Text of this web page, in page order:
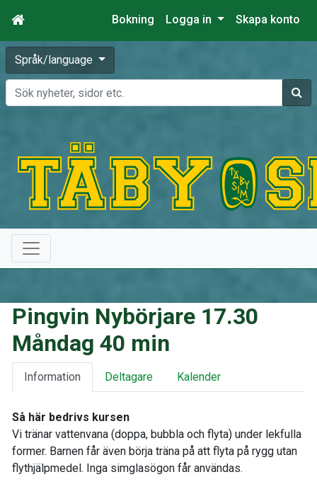
Bokning Logga in Skapa konto
Språk/language
Sök
Pingvin Nybörjare 17.30
Måndag 40 min
Information Deltagare Kalender
Så här bedrivs kursen
Vi tränar vattenvana (doppa, bubbla och flyta) under lekfulla
former. Barnen får även börja träna på att flyta på rygg utan
flythjälpmedel. Inga simglasögon får användas.